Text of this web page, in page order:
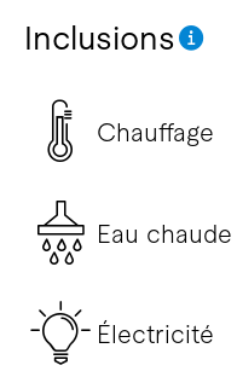
Inclusions
Chauffage
Eau chaude
Électricité